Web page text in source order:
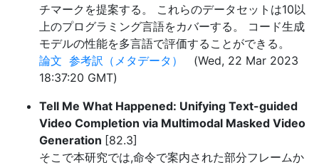
チマークを提案する。 これらのデータセットは10以
上のプログラミング言語をカバーする。 コード生成
モデルの性能を多言語で評価することができる。
論文 参考訳（メタデータ）
(Wed, 22 Mar 2023
18:37:20 GMT)
Tell Me What Happened: Unifying Text-guided
Video Completion via Multimodal Masked Video
Generation [82.3]
そこで本研究では,命令で案内された部分フレームか